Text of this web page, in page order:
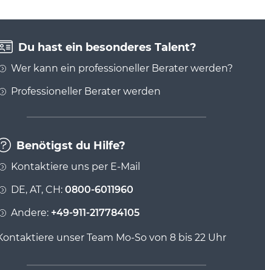
Du hast ein besonderes Talent?
Wer kann ein professioneller Berater werden?
Professioneller Berater werden
Benötigst du Hilfe?
Kontaktiere uns per E-Mail
DE, AT, CH:0800-6011960
Andere: +49-911-217784105
unser Team Mo-So von 8 bis 22 Uhr